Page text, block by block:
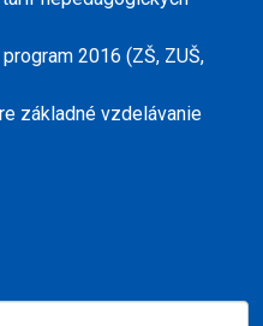
2016 (ZŠ, ZUŠ,
základné vzdelávanie